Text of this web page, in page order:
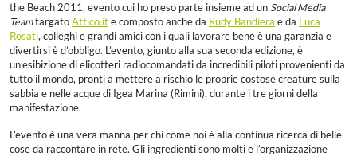
the Beach 2011, evento cui ho preso parte insieme ad un Social Media
Teamtargato Attico.it e composto anche da Rudy Bandiera e da Luca
Rosati, colleghi e grandi amici con i quali lavorare bene è una garanzia e
divertirsi è d’obbligo. L’evento, giunto alla sua seconda edizione, è
un’esibizione di elicotteri radiocomandati da incredibili piloti provenienti da
tutto il mondo, pronti a mettere a rischio le proprie costose creature sulla
sabbia e nelle acque di Igea Marina (Rimini), durante i tre giorni della
manifestazione.
L’evento è una vera manna per chi come noi è alla continua ricerca di belle
cose da raccontare in rete. Gli ingredienti sono molti e l’organizzazione